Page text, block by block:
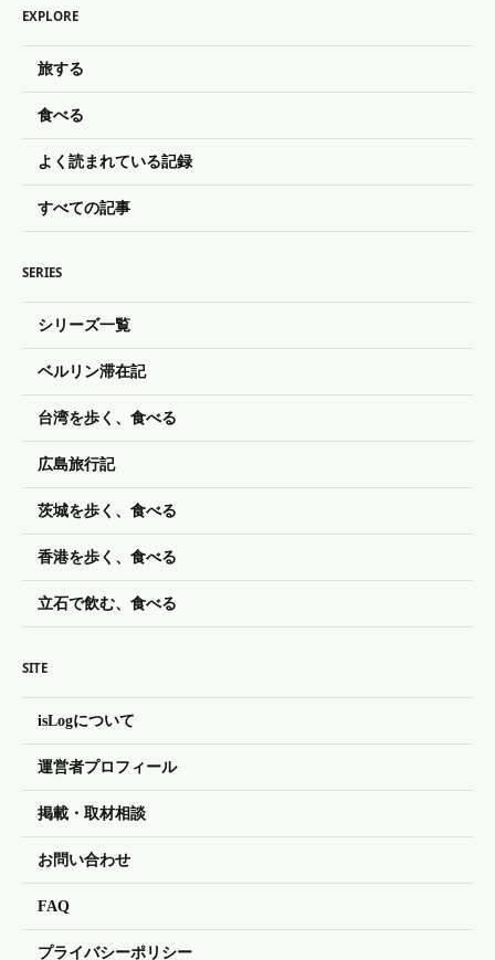
EXPLORE
旅する
食べる
よく読まれている記録
すべての記事
SERIES
シリーズ一覧
ベルリン滞在記
台湾を歩く、食べる
広島旅行記
茨城を歩く、食べる
香港を歩く、食べる
立石で飲む、食べる
SITE
isLogについて
運営者プロフィール
掲載・取材相談
お問い合わせ
FAQ
プライバシーポリシー